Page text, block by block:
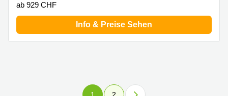
ab 929 CHF
Info & Preise Sehen
1 2